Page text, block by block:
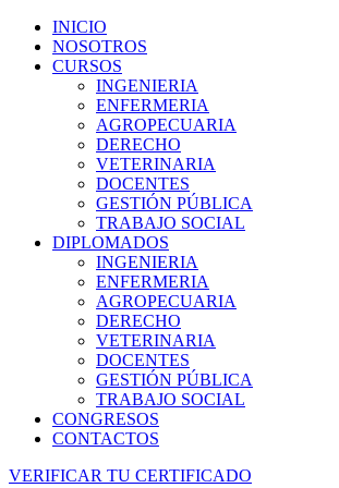
INICIO
NOSOTROS
CURSOS
INGENIERIA
ENFERMERIA
AGROPECUARIA
DERECHO
VETERINARIA
DOCENTES
GESTIÓN PÚBLICA
TRABAJO SOCIAL
DIPLOMADOS
INGENIERIA
ENFERMERIA
AGROPECUARIA
DERECHO
VETERINARIA
DOCENTES
GESTIÓN PÚBLICA
TRABAJO SOCIAL
CONGRESOS
CONTACTOS
VERIFICAR TU CERTIFICADO